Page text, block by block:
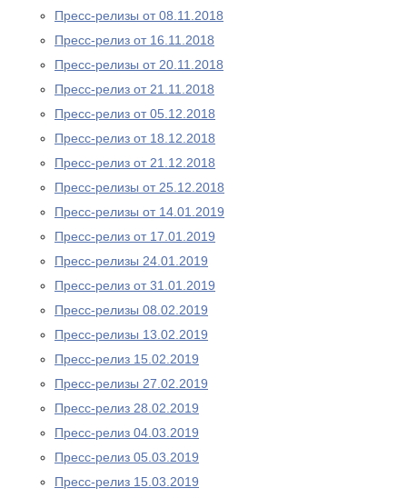
Пресс-релизы от 08.11.2018
Пресс-релиз от 16.11.2018
Пресс-релизы от 20.11.2018
Пресс-релиз от 21.11.2018
Пресс-релиз от 05.12.2018
Пресс-релиз от 18.12.2018
Пресс-релиз от 21.12.2018
Пресс-релизы от 25.12.2018
Пресс-релизы от 14.01.2019
Пресс-релиз от 17.01.2019
Пресс-релизы 24.01.2019
Пресс-релиз от 31.01.2019
Пресс-релизы 08.02.2019
Пресс-релизы 13.02.2019
Пресс-релиз 15.02.2019
Пресс-релизы 27.02.2019
Пресс-релиз 28.02.2019
Пресс-релиз 04.03.2019
Пресс-релиз 05.03.2019
Пресс-релиз 15.03.2019